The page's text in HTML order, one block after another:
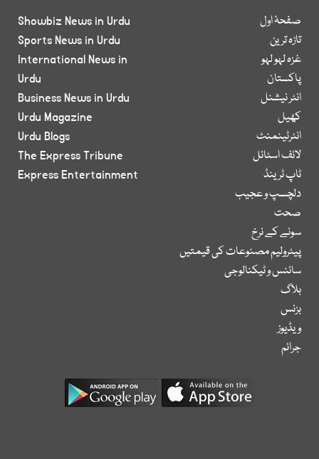
صفحۂ اول
تازہ ترین
غزہ لہو لہو
پاکستان
انٹر نیشنل
کھیل
انٹرٹینمنٹ
لائف اسٹائل
ٹاپ ٹرینڈ
دلچسپ و عجیب
صحت
سونے کے نرخ
پیٹرولیم مصنوعات کی قیمتیں
سائنس و ٹیکنالوجی
بلاگ
بزنس
ویڈیوز
جرائم
Showbiz News in Urdu
Sports News in Urdu
International News in
Urdu
Business News in Urdu
Urdu Magazine
Urdu Blogs
The Express Tribune
Express Entertainment